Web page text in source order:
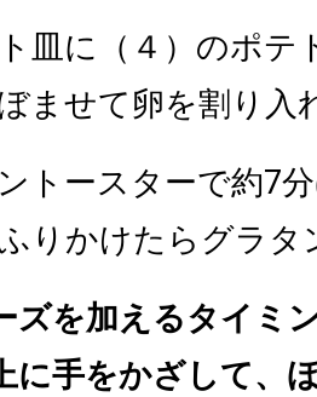
皿に（４）のポテ
ませて卵を割り入
トースターで約7
りかけたらグラタ
ズを加えるタイミ
に手をかざして、